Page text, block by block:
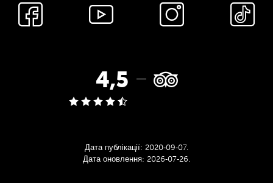
Соціальні
мережі
Рейтинг
Tripadvisor:
4,5
Дата публікації: 2020‑09‑07.
Дата оновлення: 2026‑07‑26.